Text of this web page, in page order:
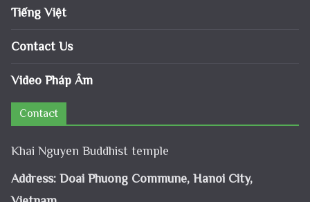
Tiếng Việt
Contact Us
Video Pháp Âm
Contact
Khai Nguyen Buddhist temple
Address: Doai Phuong Commune, Hanoi City,